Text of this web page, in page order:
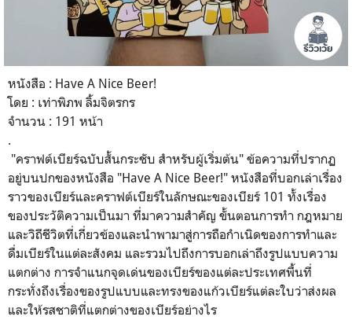
หนังสือ : Have A Nice Beer!
โดย : เท่าพิภพ ลิ้มจิตรกร
จำนวน : 191 หน้า
.
"คราฟต์เบียร์ฉบับสั้นกระชับ สำหรับผู้เริ่มต้น" ข้อความที่ปรากฏ
อยู่บนปกของหนังสือ "Have A Nice Beer!" หนังสือที่บอกเล่าเรื่อง
ราวของเบียร์และคราฟต์เบียร์ในลักษณะของเบียร์ 101 ทั้งเรื่อง
ของประวัติความเป็นมา ที่มาความสำคัญ ขั้นตอนการทำ กฎหมาย
และวิถีชีวิตที่เกี่ยวข้องและนำพามาสู่การถือกำเนิดของการทำและ
ดื่มเบียร์ในแต่ละสังคม และรวมไปถึงการบอกเล่าถึงรูปแบบความ
แตกต่าง การจำแนกจุดเด่นของเบียร์ของแต่ละประเทศพื้นที่
กระทั่งถึงเรื่องของรูปแบบและทรงของแก้วเบียร์แต่ละใบว่าส่งผล
และให้รสชาติที่แตกต่างของเบียร์อย่างไร